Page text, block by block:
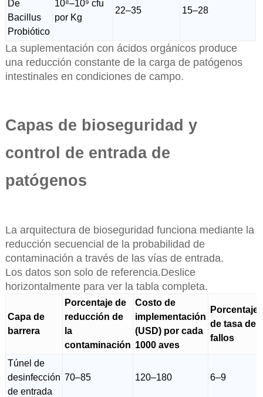
De
Bacillus
Probiótico
10⁸–10⁹ cfu
por Kg
22–35 15–28
La suplementación con ácidos orgánicos produce
una reducción constante de la carga de patógenos
intestinales en condiciones de campo.
Capas de bioseguridad y
control de entrada de
patógenos
La arquitectura de bioseguridad funciona mediante la
reducción secuencial de la probabilidad de
contaminación a través de las vías de entrada.
Los datos son solo de referencia.Deslice
horizontalmente para ver la tabla completa.
Capa de
barrera
Porcentaje de
reducción de
la
contaminación
Costo de
implementación
(USD) por cada
1000 aves
Porcentaje
de tasa de
fallos
Túnel de
desinfección
de entrada
70–85 120–180 6–9